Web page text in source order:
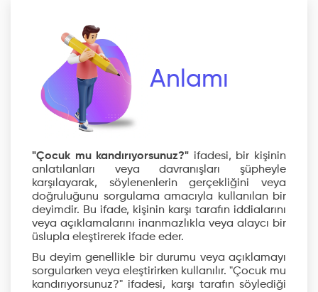
Anlamı
"Çocuk mu kandırıyorsunuz?" ifadesi, bir kişinin
anlatılanları veya davranışları şüpheyle
karşılayarak, söylenenlerin gerçekliğini veya
doğruluğunu sorgulama amacıyla kullanılan bir
deyimdir. Bu ifade, kişinin karşı tarafın iddialarını
veya açıklamalarını inanmazlıkla veya alaycı bir
üslupla eleştirerek ifade eder.
Bu deyim genellikle bir durumu veya açıklamayı
sorgularken veya eleştirirken kullanılır. "Çocuk mu
kandırıyorsunuz?" ifadesi, karşı tarafın söylediği